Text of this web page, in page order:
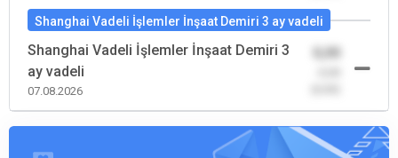
Shanghai Vadeli İşlemler İnşaat Demiri 3 ay vadeli
Shanghai Vadeli İşlemler İnşaat Demiri 3
ay vadeli
07.08.2026
0,00